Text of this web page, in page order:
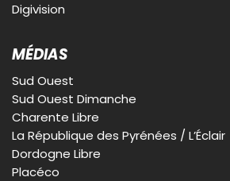
Digivision
MÉDIAS
Sud Ouest
Sud Ouest Dimanche
Charente Libre
La République des Pyrénées / L’Éclair
Dordogne Libre
Placéco